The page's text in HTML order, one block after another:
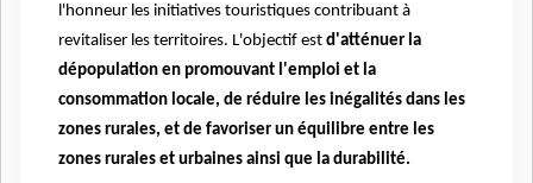
l'honneur les initiatives touristiques contribuant à
revitaliser les territoires. L'objectif est d'atténuer la
dépopulation en promouvant l'emploi et la
consommation locale, de réduire les inégalités dans les
zones rurales, et de favoriser un équilibre entre les
zones rurales et urbaines ainsi que la durabilité.